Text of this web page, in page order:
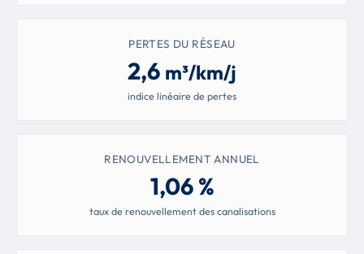
PERTES DU RÉSEAU
2,6 m³/km/j
indice linéaire de pertes
RENOUVELLEMENT ANNUEL
1,06 %
taux de renouvellement des canalisations